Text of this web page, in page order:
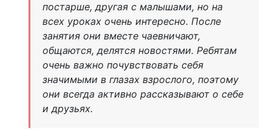
постарше, другая с малышами, но на
всех уроках очень интересно. После
занятия они вместе чаевничают,
общаются, делятся новостями. Ребятам
очень важно почувствовать себя
значимыми в глазах взрослого, поэтому
они всегда активно рассказывают о себе
и друзьях.